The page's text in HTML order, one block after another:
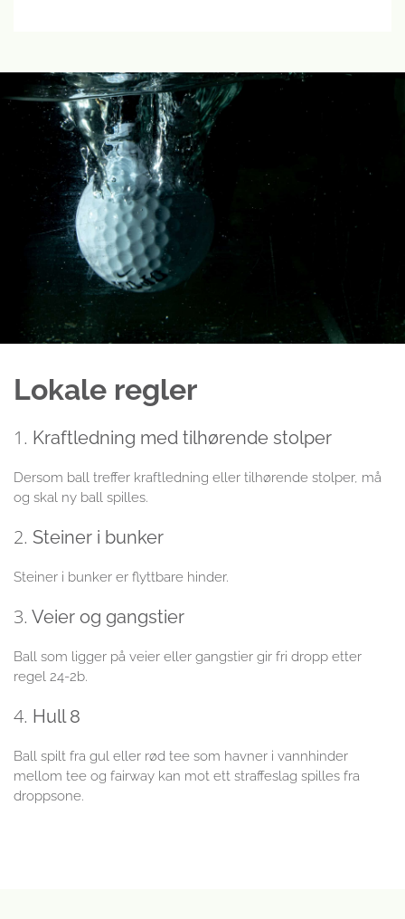
Lokale regler
1. Kraftledning med tilhørende stolper
Dersom ball treffer kraftledning eller tilhørende stolper, må
og skal ny ball spilles.
2. Steiner i bunker
Steiner i bunker er flyttbare hinder.
3. Veier og gangstier
Ball som ligger på veier eller gangstier gir fri dropp etter
regel 24-2b.
4. Hull 8
Ball spilt fra gul eller rød tee som havner i vannhinder
mellom tee og fairway kan mot ett straffeslag spilles fra
droppsone.